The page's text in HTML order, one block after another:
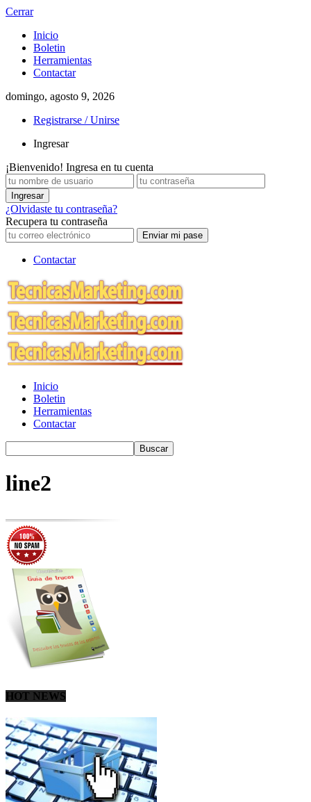
Cerrar
Inicio
Boletin
Herramientas
Contactar
domingo, agosto 9, 2026
Registrarse / Unirse
Ingresar
¡Bienvenido! Ingresa en tu cuenta
¿Olvidaste tu contraseña?
Recupera tu contraseña
Contactar
Inicio
Boletin
Herramientas
Contactar
line2
HOT NEWS